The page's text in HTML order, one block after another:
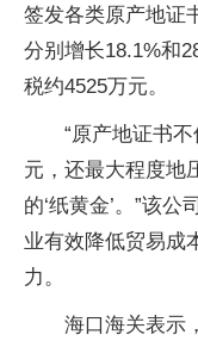
签发各类原产地证
分别增长18.1%和
税约4525万元。
“原产地证书
元，还最大程度地
的‘纸黄金’。”该
业有效降低贸易成
力。
海口海关表示